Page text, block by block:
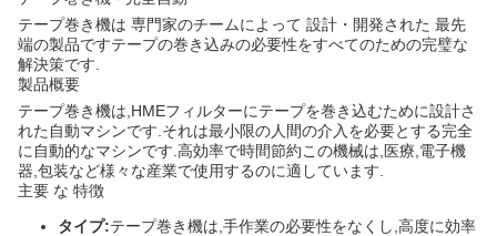
テープ巻き機は 専門家のチームによって 設計・開発された 最先
端の製品ですテープの巻き込みの必要性をすべてのための完璧な
解決策です.
製品概要
テープ巻き機は,HMEフィルターにテープを巻き込むために設計さ
れた自動マシンです.それは最小限の人間の介入を必要とする完全
に自動的なマシンです.高効率で時間節約この機械は,医療,電子機
器,包装など様々な産業で使用するのに適しています.
主要 な 特徴
タイプ:テープ巻き機は,手作業の必要性をなくし,高度に効率